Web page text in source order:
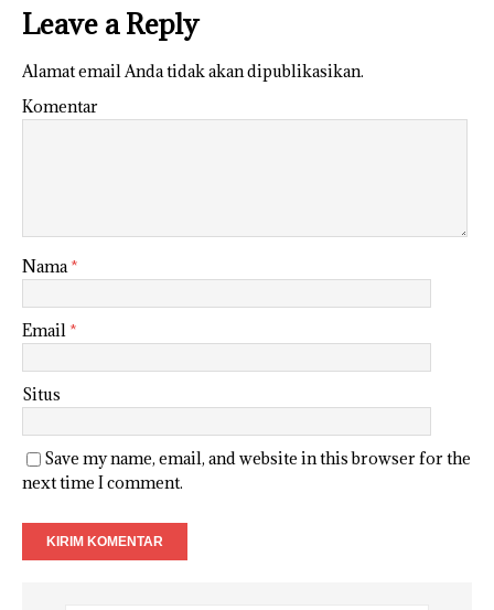
Leave a Reply
Alamat email Anda tidak akan dipublikasikan.
Komentar
Nama *
Email *
Situs
Save my name, email, and website in this browser for the
next time I comment.